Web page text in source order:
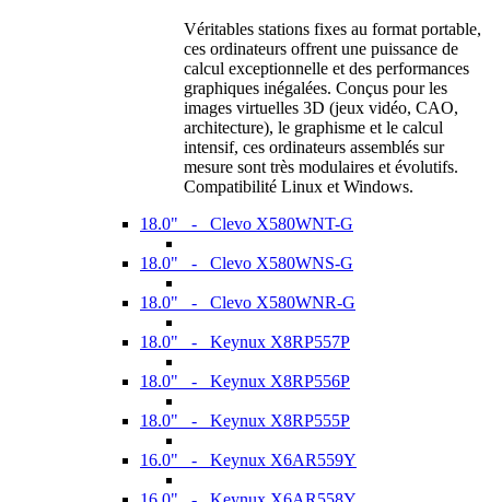
Véritables stations fixes au format portable,
ces ordinateurs offrent une puissance de
calcul exceptionnelle et des performances
graphiques inégalées. Conçus pour les
images virtuelles 3D (jeux vidéo, CAO,
architecture), le graphisme et le calcul
intensif, ces ordinateurs assemblés sur
mesure sont très modulaires et évolutifs.
Compatibilité Linux et Windows.
18.0" - Clevo X580WNT-G
18.0" - Clevo X580WNS-G
18.0" - Clevo X580WNR-G
18.0" - Keynux X8RP557P
18.0" - Keynux X8RP556P
18.0" - Keynux X8RP555P
16.0" - Keynux X6AR559Y